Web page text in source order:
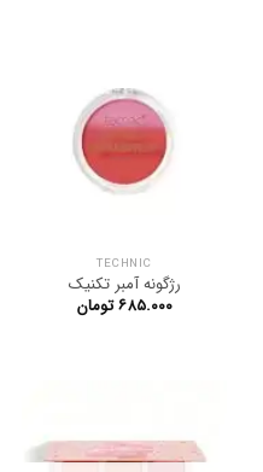
TECHNIC
رژگونه آمبر تکنیک
۶۸۵.۰۰۰ تومان